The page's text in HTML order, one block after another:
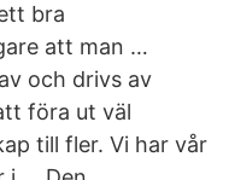
bra
att man …
och drivs av
föra ut väl
till fler. Vi har vår